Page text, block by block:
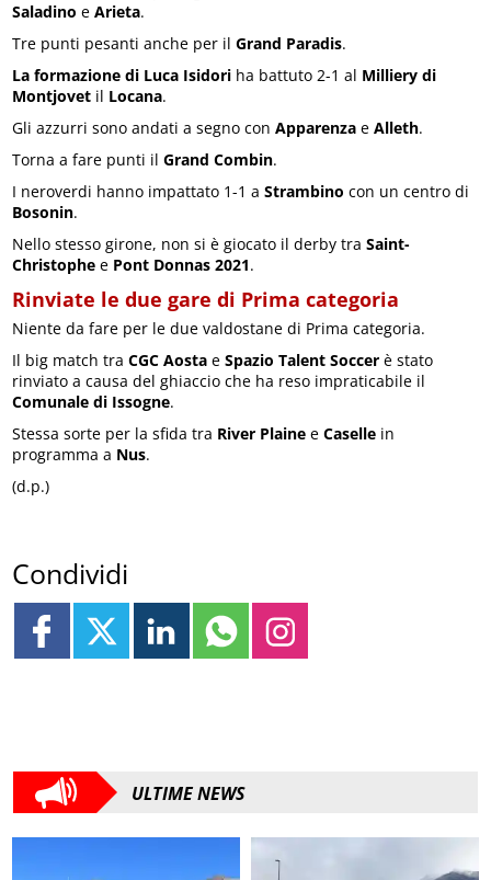
Saladino eArieta.
Tre punti pesanti anche per ilGrand Paradis.
La formazione di Luca Isidori ha battuto 2-1 al Milliery di
Montjovet il Locana.
Gli azzurri sono andati a segno conApparenza eAlleth.
Torna a fare punti ilGrand Combin.
I neroverdi hanno impattato 1-1 aStrambino con un centro di
Bosonin.
Nello stesso girone, non si è giocato il derby traSaint-
Christophe e Pont Donnas 2021.
Rinviate le due gare di Prima categoria
Niente da fare per le due valdostane di Prima categoria.
Il big match traCGC Aosta eSpazio Talent Soccer è stato
rinviato a causa del ghiaccio che ha reso impraticabile il
Comunale di Issogne.
Stessa sorte per la sfida tra River Plaine eCaselle in
programma a Nus.
(d.p.)
Condividi
ULTIME NEWS